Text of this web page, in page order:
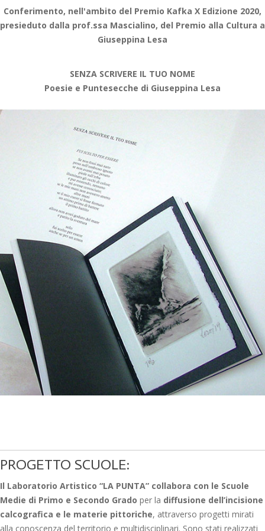
Conferimento, nell'ambito del Premio Kafka X Edizione 2020,
presieduto dalla prof.ssa Mascialino, del Premio alla Cultura a
Giuseppina Lesa
SENZA SCRIVERE IL TUO NOME
Poesie e Puntesecche di Giuseppina Lesa
PROGETTO SCUOLE:
Il Laboratorio Artistico “LA PUNTA” collabora con le Scuole
Medie di Primo e Secondo Grado per la diffusione dell’incisione
calcografica e le materie pittoriche, attraverso progetti mirati
alla conoscenza del territorio e multidisciplinari. Sono stati realizzati